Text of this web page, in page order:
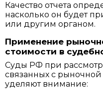
Качество отчета
насколько он будет
или другим органом.
Применение
стоимости в
Суды РФ при
связанных с рыночной
уделяют внимание: